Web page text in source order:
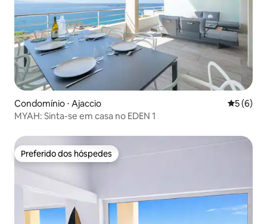
Condomínio ⋅ Ajaccio 5 de
5 (6)
MYAH: Sinta-se em casa no EDEN 1
Preferido dos hóspedes
Preferido dos hóspedes